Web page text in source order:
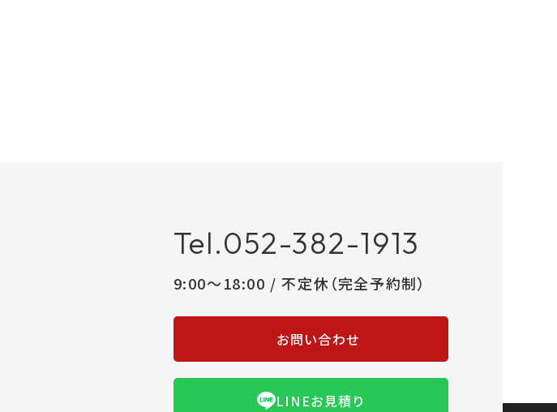
Tel.052-382-1913
9:00～18:00 / 不定休（完全予約制）
お問い合わせ
LINEお見積り